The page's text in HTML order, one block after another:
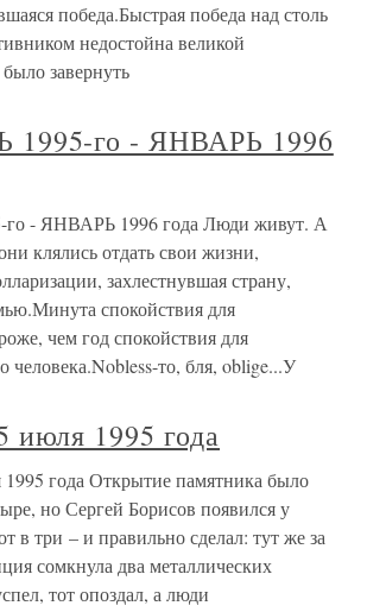
победа.Быстрая победа над столь
недостойна великой
завернуть
1995-го - ЯНВАРЬ 1996
- ЯНВАРЬ 1996 года Люди живут. А
клялись отдать свои жизни,
захлестнувшая страну,
спокойствия для
чем год спокойствия для
человека.Nobless-то, бля, oblige...У
июля 1995 года
года Открытие памятника было
но Сергей Борисов появился у
в три – и правильно сделал: тут же за
сомкнула два металлических
тот опоздал, а люди